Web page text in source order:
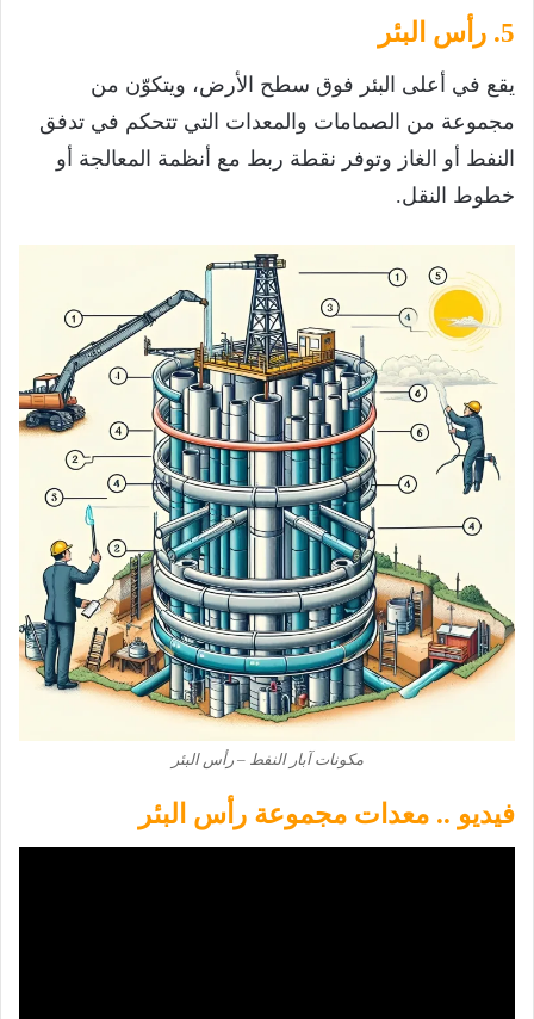
5. رأس البئر
يقع في أعلى البئر فوق سطح الأرض، ويتكوّن من
مجموعة من الصمامات والمعدات التي تتحكم في تدفق
النفط أو الغاز وتوفر نقطة ربط مع أنظمة المعالجة أو
خطوط النقل.
مكونات آبار النفط – رأس البئر
فيديو .. معدات مجموعة رأس البئر